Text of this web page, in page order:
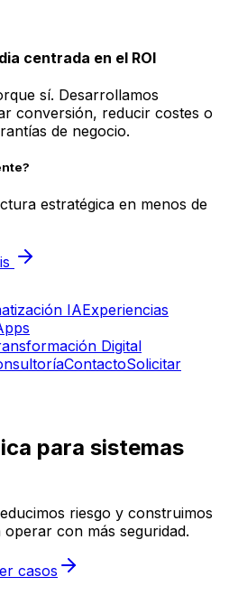
centrada en el ROI
sí. Desarrollamos
conversión, reducir costes o
de negocio.
estratégica en menos de
IAExperiencias
Digital
ContactoSolicitar
para sistemas
riesgo y construimos
con más seguridad.
casos